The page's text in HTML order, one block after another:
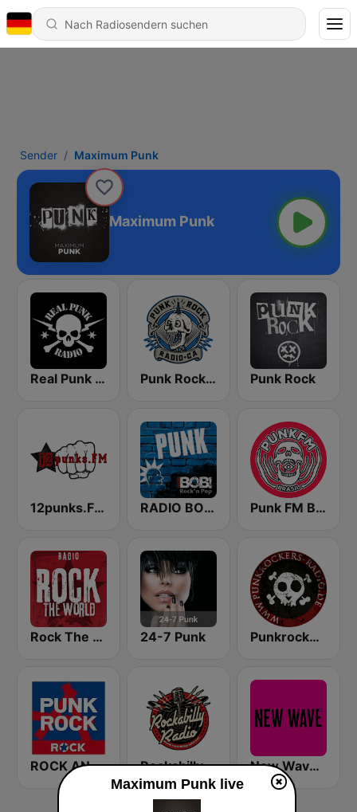
Sender Maximum Punk
Maximum Punk
Real Punk Radio Punk Rock Radio Punk Rock
12punks.FM - Punk Rock Radio RADIO BOB! Punk Punk FM Brasil
Rock The World - Punk Rock 24-7 Punk Punkrockers Radio
ROCK ANTENNE Punkrock Rockabilly Radio New Wave and Post Punk
Maximum Punk live